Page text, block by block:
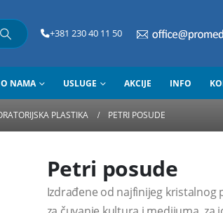
+381 230 40 11 50
O NAMA USLUGE AKCIJE INFO
PLASTIKA PETRI POSUDE
Petri posude
Izdrađene od najfinijeg